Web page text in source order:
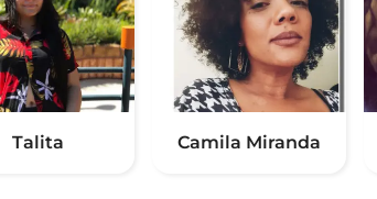
Talita Camila Miranda